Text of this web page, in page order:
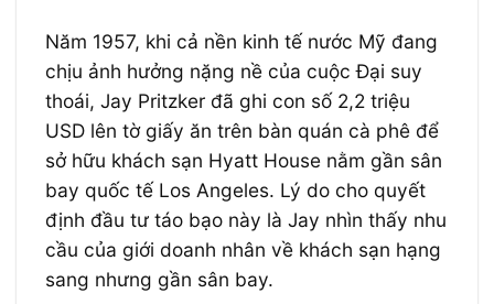
Năm 1957, khi cả nền kinh tế nước Mỹ đang
chịu ảnh hưởng nặng nề của cuộc Đại suy
thoái, Jay Pritzker đã ghi con số 2,2 triệu
USD lên tờ giấy ăn trên bàn quán cà phê để
sở hữu khách sạn Hyatt House nằm gần sân
bay quốc tế Los Angeles. Lý do cho quyết
định đầu tư táo bạo này là Jay nhìn thấy nhu
cầu của giới doanh nhân về khách sạn hạng
sang nhưng gần sân bay.